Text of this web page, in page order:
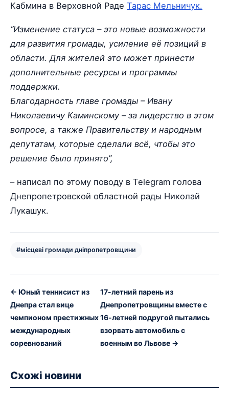
Кабмина в Верховной Раде Тарас Мельничук.
“Изменение статуса – это новые возможности
для развития громады, усиление её позиций в
области. Для жителей это может принести
дополнительные ресурсы и программы
поддержки.
Благодарность главе громады – Ивану
Николаевичу Каминскому – за лидерство в этом
вопросе, а также Правительству и народным
депутатам, которые сделали всё, чтобы это
решение было принято”,
– написал по этому поводу в Telegram голова
Днепропетровской областной рады Николай
Лукашук.
#місцеві громади дніпропетровщини
← Юный теннисист из
Днепра стал вице
чемпионом престижных
международных
соревнований
17-летний парень из
Днепропетровщины вместе с
16-летней подругой пытались
взорвать автомобиль с
военным во Львове →
Схожі новини